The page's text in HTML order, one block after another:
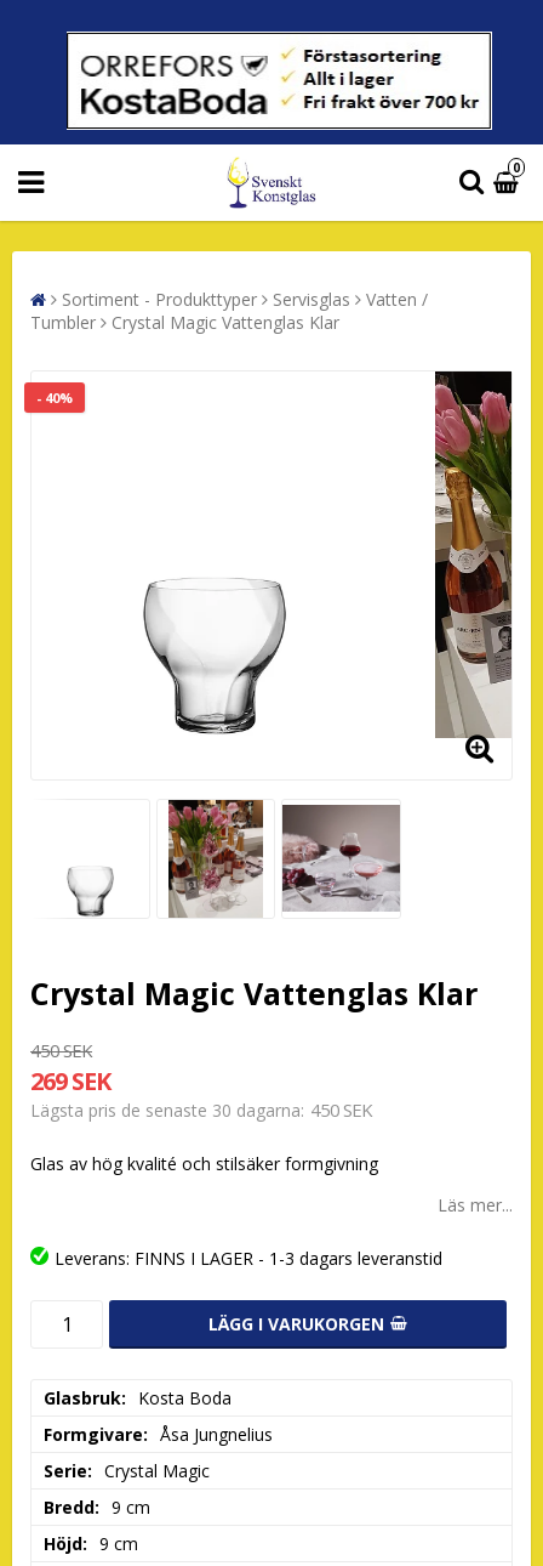
0
Sortiment - Produkttyper Servisglas
Vatten /
Tumbler
Crystal Magic Vattenglas Klar
- 40%
Crystal Magic Vattenglas Klar
450 SEK
269 SEK
Lägsta pris de senaste 30 dagarna 450 SEK
Glas av hög kvalité och stilsäker formgivning
Läs mer...
Leverans: FINNS I LAGER - 1-3 dagars leveranstid
LÄGG I VARUKORGEN
Glasbruk
Kosta Boda
Formgivare
Åsa Jungnelius
Serie
Crystal Magic
Bredd
9 cm
Höjd
9 cm